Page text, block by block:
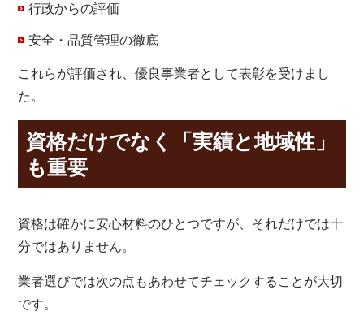
行政からの評価
安全・品質管理の徹底
これらが評価され、優良事業者として表彰を受けまし
た。
資格だけでなく「実績と地域性」
も重要
資格は確かに安心材料のひとつですが、それだけでは十
分ではありません。
業者選びでは次の点もあわせてチェックすることが大切
です。